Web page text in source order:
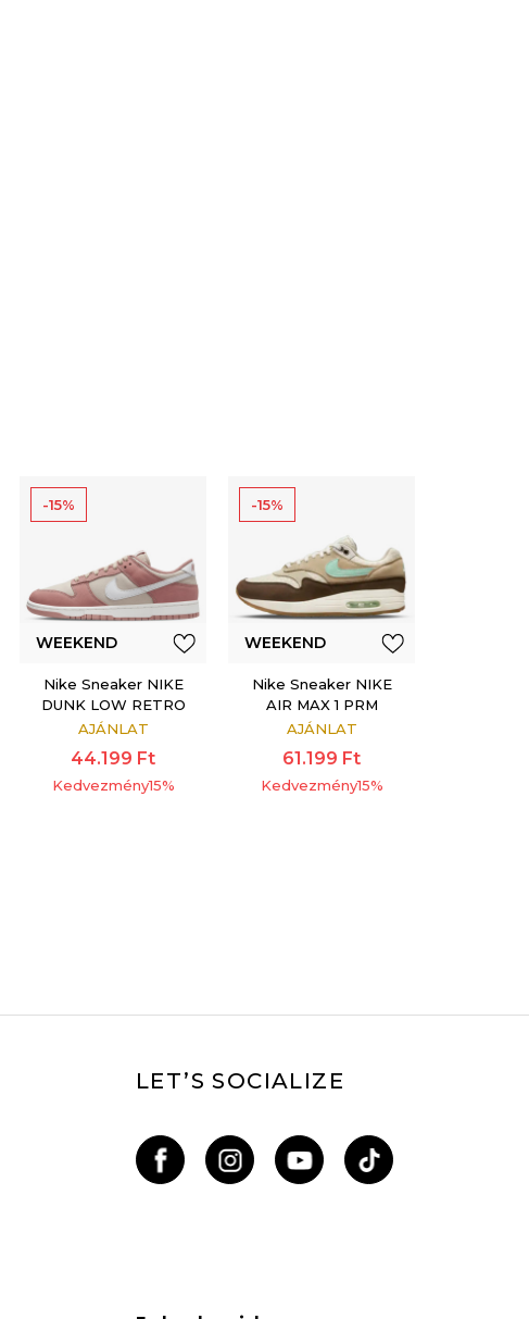
-15%
WEEKEND
OFFER
Nike Sneaker NIKE
DUNK LOW RETRO
PRM NBHD
AJÁNLAT
44.199 Ft
Kedvezmény15%
-15%
WEEKEND
OFFER
Nike Sneaker NIKE
AIR MAX 1 PRM
AJÁNLAT
61.199 Ft
Kedvezmény15%
LET’S SOCIALIZE